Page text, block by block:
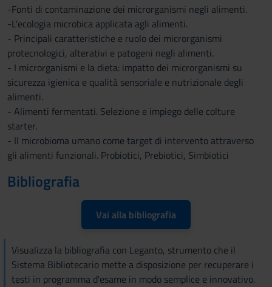
-Fonti di contaminazione dei microrganismi negli alimenti.
-L'ecologia microbica applicata agli alimenti.
- Principali caratteristiche e ruolo dei microrganismi
protecnologici, alterativi e patogeni negli alimenti.
- I microrganismi e la dieta: impatto dei microrganismi su
sicurezza igienica e qualità sensoriale e nutrizionale degli
alimenti.
- Alimenti fermentati. Selezione e impiego delle colture
starter.
- Il microbioma umano come target di intervento attraverso
gli alimenti funzionali. Probiotici, Prebiotici, Simbiotici
Bibliografia
Vai alla bibliografia
Visualizza la bibliografia con Leganto, strumento che il
Sistema Bibliotecario mette a disposizione per recuperare i
testi in programma d'esame in modo semplice e innovativo.